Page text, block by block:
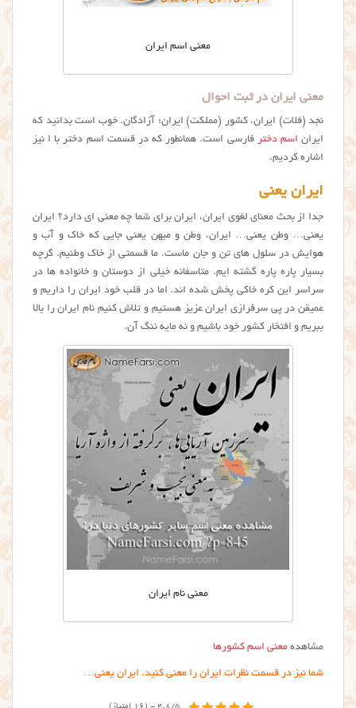
معنی اسم ایران
معنی ایران در ثبت احوال
نجد (فلات) ایران، کشور (مملکت) ایران؛ آزادگان. خوب است بدانید که
ایران اسم دختر فارسی است. همانطور که در قسمت اسم دختر با ا نیز
اشاره کردیم.
ایران یعنی
جدا از بحث معنای لغوی ایران، ایران برای شما چه معنی ای دارد؟ ایران
یعنی… وطن یعنی… ایران، وطن و میهن یعنی جایی که خاک و آب و
هوایش در سلول های تن و جان ماست. ما قسمتی از خاک وطنیم. گرچه
بسیار پاره پاره گشته ایم. متاسفانه خیلی از دوستان و خانواده ها در
سراسر این کره خاکی پخش شده اند. اما در قلب خود ایران را داریم و
عمیقن در پی سرفرازی ایران عزیز هستیم و تلاش کنیم نام ایران را بالا
ببریم و افتخار کشور خود باشیم و نه مایه ننگ آن.
معنی نام ایران
مشاهده معنی اسم کشورها
شما نیز در قسمت نظرات ایران را معنی کنید. ایران یعنی…